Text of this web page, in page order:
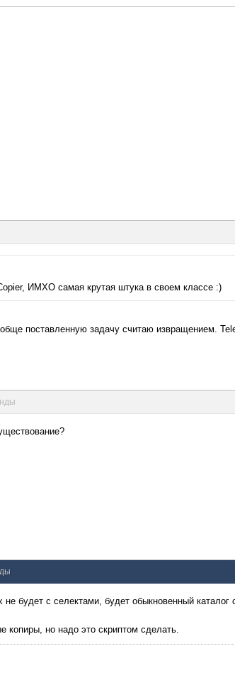
ИМХО самая крутая штука в своем классе :)
поставленную задачу считаю извращением.
не будет с селектами, будет обыкновенный
копиры, но надо это скриптом сделать.